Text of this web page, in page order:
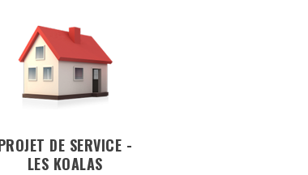
DE SERVICE -
LES KOALAS